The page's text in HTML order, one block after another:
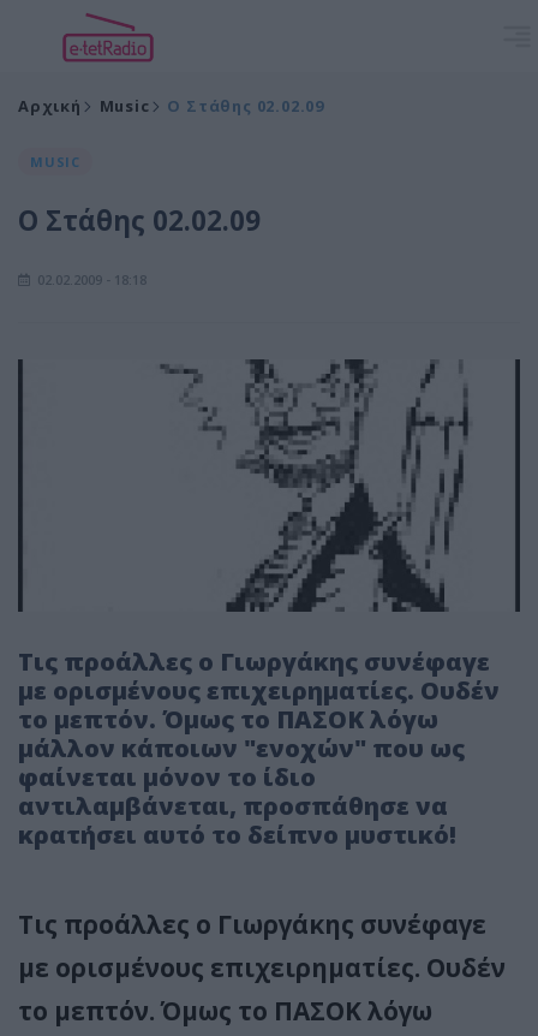
Αρχική Music Ο Στάθης 02.02.09
MUSIC
Ο Στάθης 02.02.09
02.02.2009 - 18:18
Τις προάλλες ο Γιωργάκης συνέφαγε
με ορισμένους επιχειρηματίες. Ουδέν
το μεπτόν. Όμως το ΠΑΣΟΚ λόγω
μάλλον κάποιων "ενοχών" που ως
φαίνεται μόνον το ίδιο
αντιλαμβάνεται, προσπάθησε να
κρατήσει αυτό το δείπνο μυστικό!
Τις προάλλες ο Γιωργάκης συνέφαγε
με ορισμένους επιχειρηματίες. Ουδέν
το μεπτόν. Όμως το ΠΑΣΟΚ λόγω